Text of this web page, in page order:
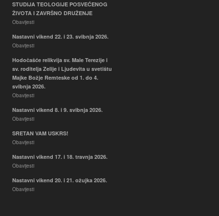
STUDIJA TEOLOGIJE POSVEĆENOG
ŽIVOTA I ZAVRŠNO DRUŽENJE
Obavijesti
Nastavni vikend 22. i 23. svibnja 2026.
Obavijesti
Hodočašće relikvija sv. Male Terezije i
sv. roditelja Zelije i Ljudevita u svetištu
Majke Božje Remteske od 1. do 4.
svibnja 2026.
Obavijesti
Nastavni vikend 8. i 9. svibnja 2026.
Obavijesti
SRETAN VAM USKRS!
Obavijesti
Nastavni vikend 17. i 18. travnja 2026.
Obavijesti
Nastavni vikend 20. i 21. ožujka 2026.
Obavijesti